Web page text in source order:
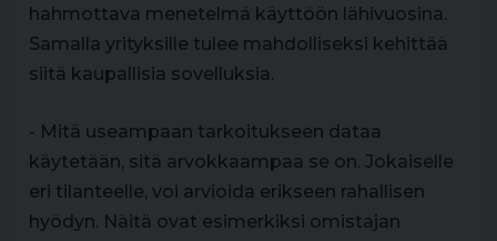
hahmottava menetelmä käyttöön lähivuosina.
Samalla yrityksille tulee mahdolliseksi kehittää
siitä kaupallisia sovelluksia.
- Mitä useampaan tarkoitukseen dataa
käytetään, sitä arvokkaampaa se on. Jokaiselle
eri tilanteelle, voi arvioida erikseen rahallisen
hyödyn. Näitä ovat esimerkiksi omistajan